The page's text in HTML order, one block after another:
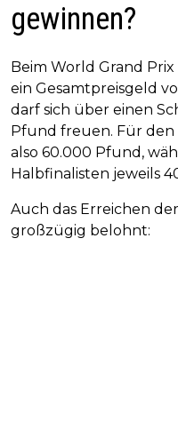
gewinnen?
Beim World Grand
ein Gesamtpreisgeld
darf sich über einen
Pfund freuen. Für den
also 60.000 Pfund,
Halbfinalisten jeweils
Auch das Erreichen
großzügig belohnt: